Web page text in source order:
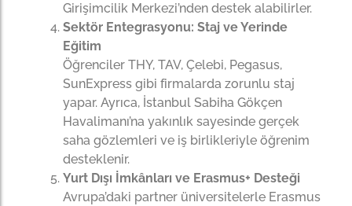
Girişimcilik Merkezi’nden destek alabilirler.
Sektör Entegrasyonu: Staj ve Yerinde
Eğitim
Öğrenciler THY, TAV, Çelebi, Pegasus,
SunExpress gibi firmalarda zorunlu staj
yapar. Ayrıca, İstanbul Sabiha Gökçen
Havalimanı’na yakınlık sayesinde gerçek
saha gözlemleri ve iş birlikleriyle öğrenim
desteklenir.
Yurt Dışı İmkânları ve Erasmus+ Desteği
Avrupa’daki partner üniversitelerle Erasmus